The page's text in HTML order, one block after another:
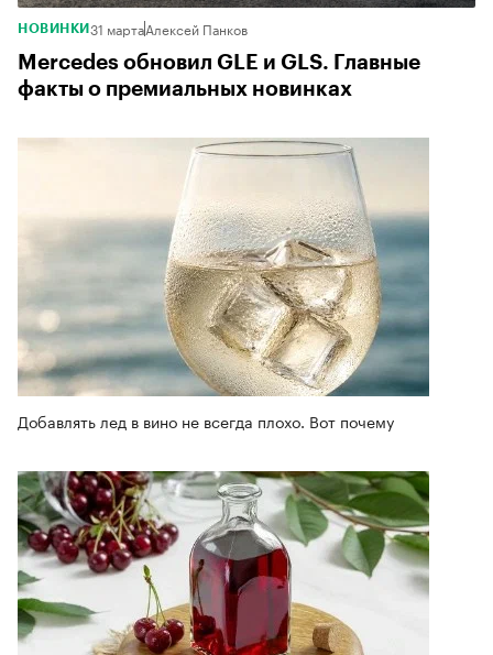
НОВИНКИ 31 мартаАлексей Панков
Mercedes обновил GLE и GLS. Главные
факты о премиальных новинках
Добавлять лед в вино не всегда плохо. Вот почему